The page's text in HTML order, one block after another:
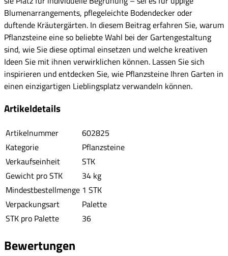
Blumenarrangements, pflegeleichte Bodendecker oder
duftende Kräutergärten. In diesem Beitrag erfahren Sie, warum
Pflanzsteine eine so beliebte Wahl bei der Gartengestaltung
sind, wie Sie diese optimal einsetzen und welche kreativen
Ideen Sie mit ihnen verwirklichen können. Lassen Sie sich
inspirieren und entdecken Sie, wie Pflanzsteine Ihren Garten in
einen einzigartigen Lieblingsplatz verwandeln können.
Artikeldetails
Artikelnummer
602825
Kategorie
Pflanzsteine
Verkaufseinheit
STK
Gewicht pro STK
34 kg
Mindestbestellmenge 1 STK
Verpackungsart
Palette
STK pro Palette
36
Bewertungen